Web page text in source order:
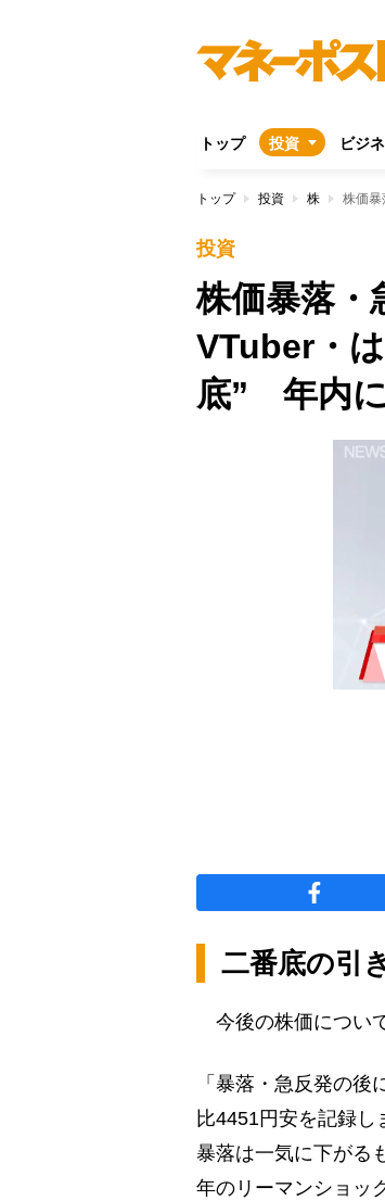
トップ 投資 ビジ
トップ 投資 株
投資
株価暴落・
VTuber・
底” 年内
二番底の引
今後の株価につい
「暴落・急反発の
比4451円安を記録し
暴落は一気に下がる
年のリーマンショッ